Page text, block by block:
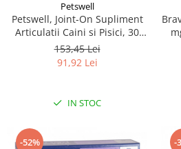
Petswell
Petswell, Joint-On Supliment
Articulatii Caini si Pisici, 30
tablete
153,45 Lei
91,92 Lei
IN STOC
-52% -